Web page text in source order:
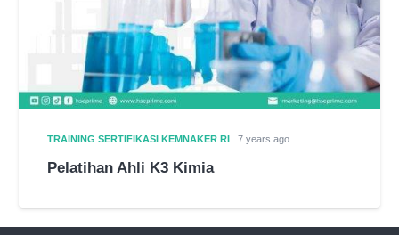
TRAINING SERTIFIKASI KEMNAKER RI 7 years ago
Pelatihan Ahli K3 Kimia